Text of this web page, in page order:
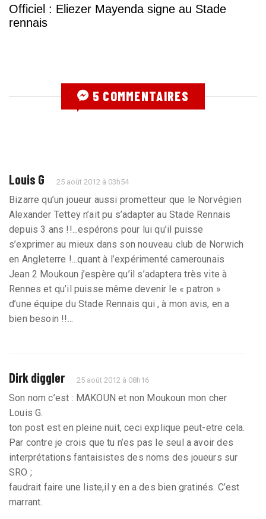
Officiel : Eliezer Mayenda signe au Stade
rennais
5 COMMENTAIRES
Louis G 25 août 2012 à 03h54
Bizarre qu’un joueur aussi prometteur que le Norvégien
Alexander Tettey n’ait pu s’adapter au Stade Rennais
depuis 3 ans !!...espérons pour lui qu’il puisse
s’exprimer au mieux dans son nouveau club de Norwich
en Angleterre !...quant à l’expérimenté camerounais
Jean 2 Moukoun j’espère qu’il s’adaptera très vite à
Rennes et qu’il puisse même devenir le « patron »
d’une équipe du Stade Rennais qui , à mon avis, en a
bien besoin !!...
Dirk diggler 25 août 2012 à 08h16
Son nom c’est : MAKOUN et non Moukoun mon cher
Louis G.
ton post est en pleine nuit, ceci explique peut-etre cela.
Par contre je crois que tu n’es pas le seul a avoir des
interprétations fantaisistes des noms des joueurs sur
SRO ;
faudrait faire une liste,il y en a des bien gratinés. C’est
marrant.